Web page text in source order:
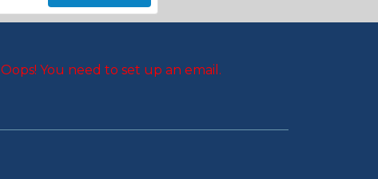
Oops! You need to set up an email.